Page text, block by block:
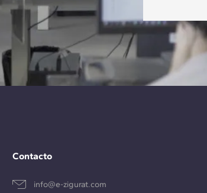
Contacto
info@e-zigurat.com